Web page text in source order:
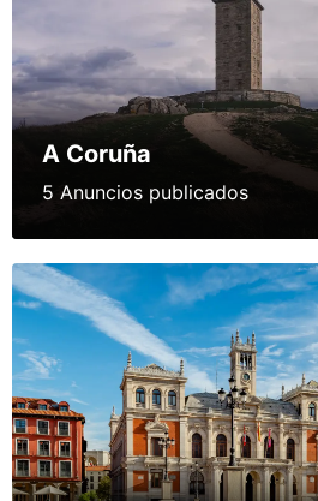
A Coruña
5 Anuncios publicados